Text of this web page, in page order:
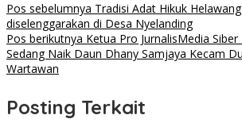
Pos sebelumnya Tradisi Adat Hikuk
diselenggarakan di Desa Nyelanding
Pos berikutnya Ketua Pro JurnalisMedia
Sedang Naik Daun Dhany Samjaya Kecam
Wartawan
Posting Terkait